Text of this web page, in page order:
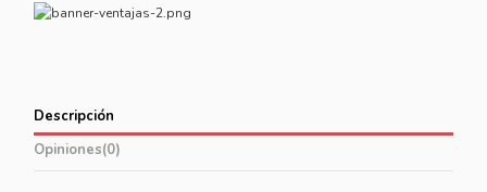
Descripción
Opiniones(0)